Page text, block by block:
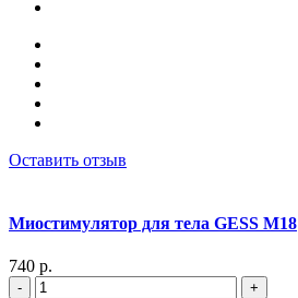
Оставить отзыв
Миостимулятор для тела GESS M18
740 р.
- +